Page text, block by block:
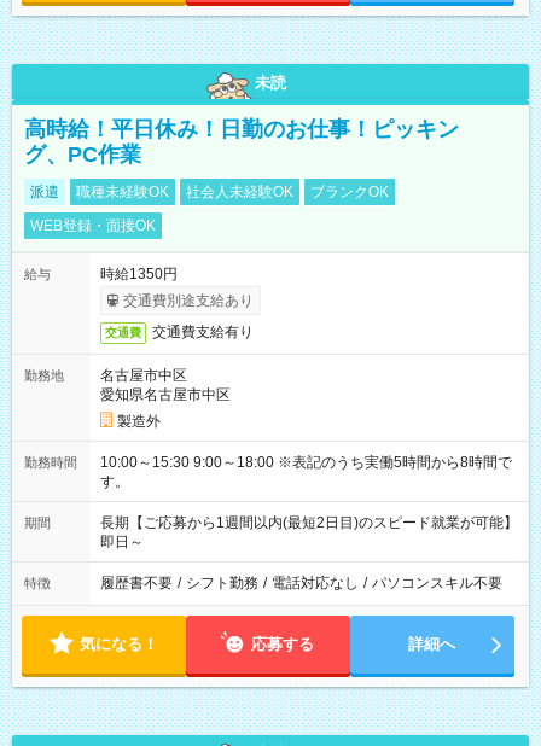
未読
高時給！平日休み！日勤のお仕事！ピッキン
グ、PC作業
派遣 職種未経験OK 社会人未経験OK
ブランクOK
WEB登録・面接OK
給与
時給1350円
交通費別途支給あり
交通費 交通費支給有り
勤務地
名古屋市中区
愛知県名古屋市中区
製造外
勤務時間
10:00～15:30 9:00～18:00 ※表記のうち実働5時間から8時間で
す。
期間
長期【ご応募から1週間以内(最短2日目)のスピード就業が可能】
即日～
特徴 履歴書不要 / シフト勤務 / 電話対応なし / パソコンスキル不要
気になる！ 応募する 詳細へ